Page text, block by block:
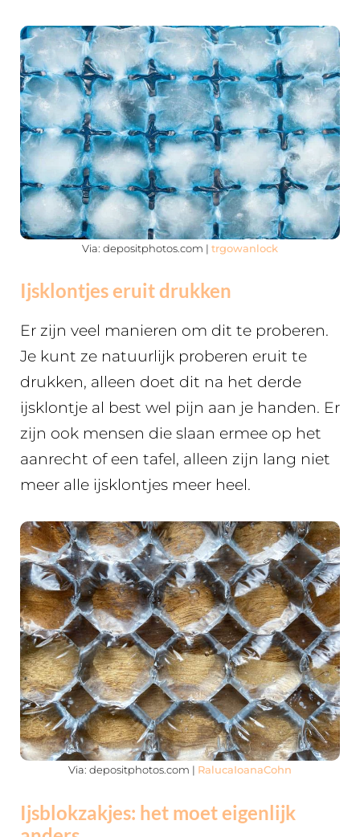
Via: depositphotos.com | trgowanlock
Ijsklontjes eruit drukken
Er zijn veel manieren om dit te proberen.
Je kunt ze natuurlijk proberen eruit te
drukken, alleen doet dit na het derde
ijsklontje al best wel pijn aan je handen. Er
zijn ook mensen die slaan ermee op het
aanrecht of een tafel, alleen zijn lang niet
meer alle ijsklontjes meer heel.
Via: depositphotos.com | RalucaIoanaCohn
Ijsblokzakjes: het moet eigenlijk